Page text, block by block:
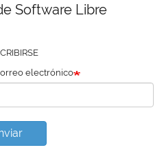
Software Libre
electrónico